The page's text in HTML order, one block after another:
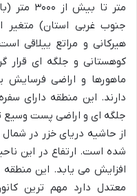
جنوب غربی استان)
هیرکانی و مراتع ییلاقی
کوهستانی و جلگه ای قرار
ماهورها و اراضی
دارند. این منطقه دارای
جلگه ای و اراضی پست
از حاشیه دریای خزر در
شده است. ارتفاع در این
افزایش می یابد. این
معتدل دارد مهم ترین